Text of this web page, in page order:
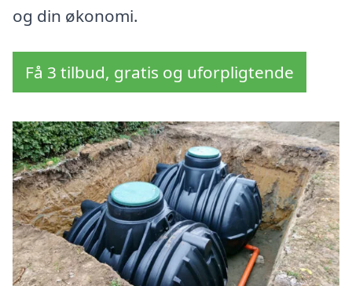
og din økonomi.
Få 3 tilbud, gratis og uforpligtende